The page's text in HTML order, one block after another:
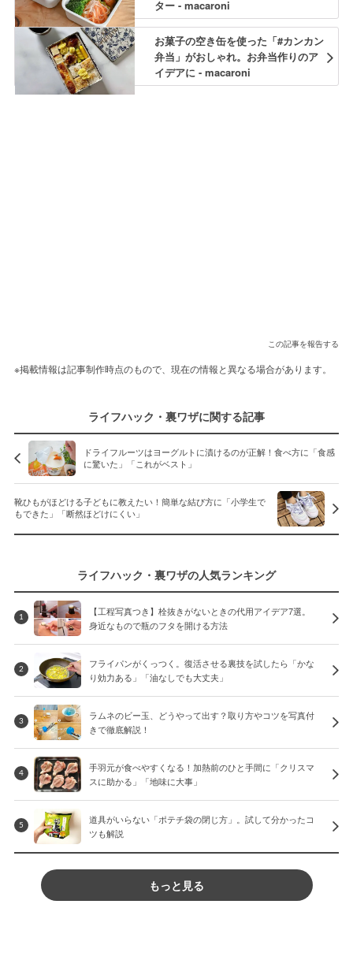
ター - macaroni
お菓子の空き缶を使った「#カンカン
弁当」がおしゃれ。お弁当作りのア
イデアに - macaroni
この記事を報告する
※掲載情報は記事制作時点のもので、現在の情報と異なる場合があります。
ライフハック・裏ワザに関する記事
ドライフルーツはヨーグルトに漬けるのが正解！食べ方に「食感
に驚いた」「これがベスト」
靴ひもがほどける子どもに教えたい！簡単な結び方に「小学生で
もできた」「断然ほどけにくい」
ライフハック・裏ワザの人気ランキング
1
【工程写真つき】栓抜きがないときの代用アイデア7選。
身近なもので瓶のフタを開ける方法
2
フライパンがくっつく。復活させる裏技を試したら「かな
り効力ある」「油なしでも大丈夫」
3
ラムネのビー玉、どうやって出す？取り方やコツを写真付
きで徹底解説！
4
手羽元が食べやすくなる！加熱前のひと手間に「クリスマ
スに助かる」「地味に大事」
5
道具がいらない「ポテチ袋の閉じ方」。試して分かったコ
ツも解説
もっと見る